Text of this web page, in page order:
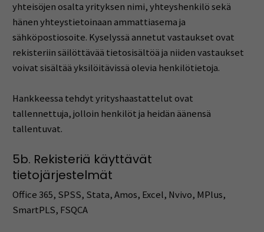
yhteisöjen osalta yrityksen nimi, yhteyshenkilö sekä
hänen yhteystietoinaan ammattiasema ja
sähköpostiosoite. Kyselyssä annetut vastaukset ovat
rekisteriin säilöttävää tietosisältöä ja niiden vastaukset
voivat sisältää yksilöitävissä olevia henkilötietoja.
Hankkeessa tehdyt yrityshaastattelut ovat
tallennettuja, jolloin henkilöt ja heidän äänensä
tallentuvat.
5b. Rekisteriä käyttävät
tietojärjestelmät
Office 365, SPSS, Stata, Amos, Excel, Nvivo, MPlus,
SmartPLS, FSQCA